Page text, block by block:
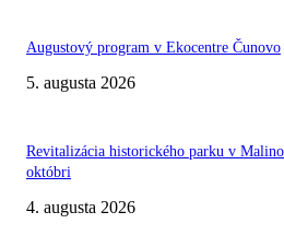
Augustový program v Ekocentre Čunovo
5. augusta 2026
Revitalizácia historického parku v
októbri
4. augusta 2026